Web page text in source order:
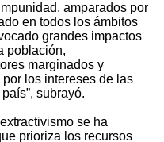
amparados por
en todos los ámbitos
grandes impactos
población,
marginados y
los intereses de las
subrayó.
se ha
prioriza los recursos